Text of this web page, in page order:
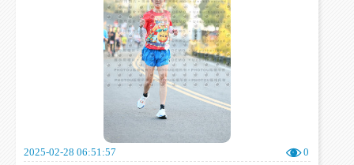
2025-02-28 06:51:57 0